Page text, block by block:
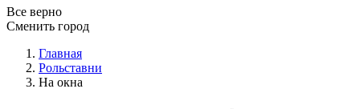
Все верно
Сменить город
Главная
Рольставни
На окна